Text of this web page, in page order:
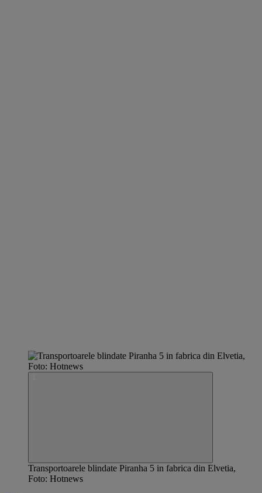
Transportoarele blindate Piranha 5 in fabrica din Elvetia,
Foto: Hotnews